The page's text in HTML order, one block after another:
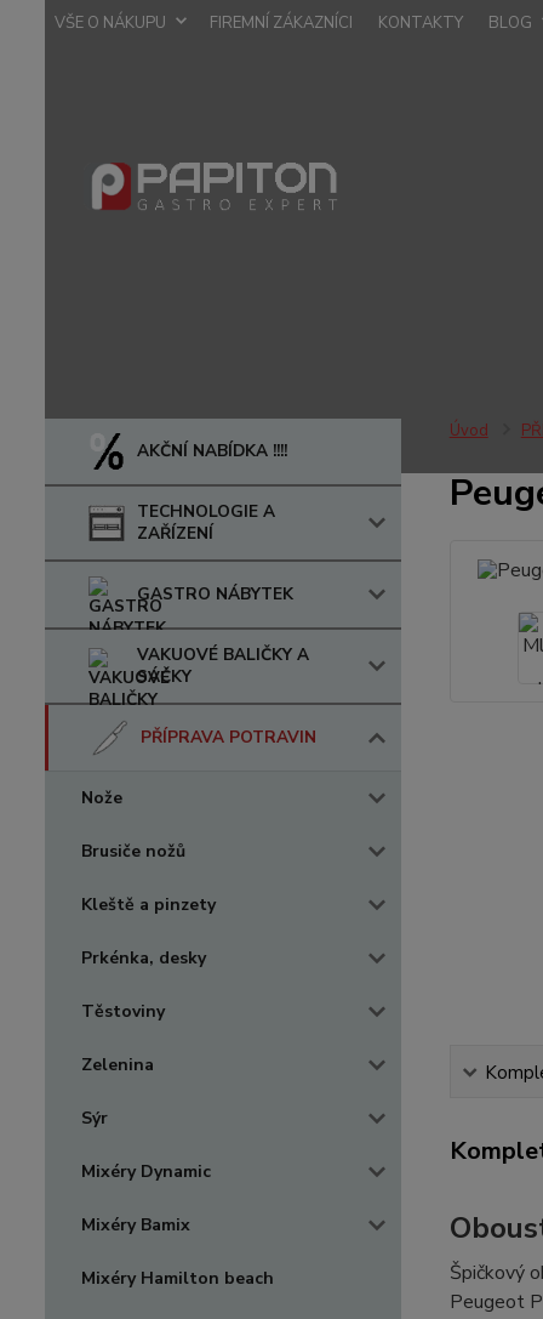
VŠE O NÁKUPU FIREMNÍ ZÁKAZNÍCI KONTAKTY BLOG
AKČNÍ NABÍDKA !!!!
TECHNOLOGIE A
ZAŘÍZENÍ
GASTRO NÁBYTEK
VAKUOVÉ BALIČKY A
SÁČKY
PŘÍPRAVA POTRAVIN
Nože
Brusiče nožů
Kleště a pinzety
Prkénka, desky
Těstoviny
Zelenina
Sýr
Mixéry Dynamic
Mixéry Bamix
Mixéry Hamilton beach
Úvod
Špičkový
Peugeot